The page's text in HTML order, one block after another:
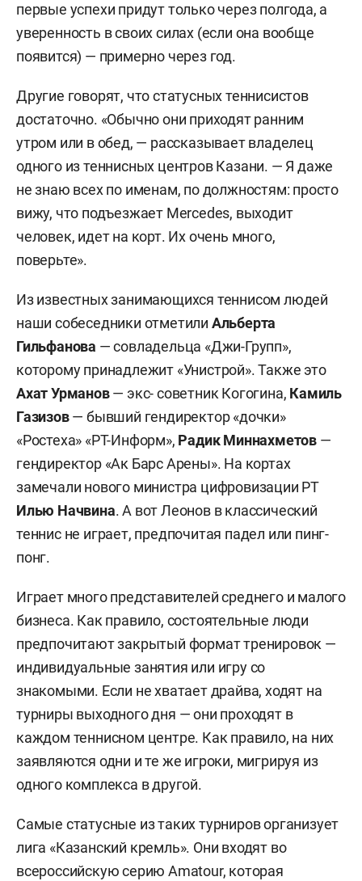
первые успехи придут только через полгода, а
уверенность в своих силах (если она вообще
появится) — примерно через год.
Другие говорят, что статусных теннисистов
достаточно. «Обычно они приходят ранним
утром или в обед, — рассказывает владелец
одного из теннисных центров Казани. — Я даже
не знаю всех по именам, по должностям: просто
вижу, что подъезжает Mercedes, выходит
человек, идет на корт. Их очень много,
поверьте».
Из известных занимающихся теннисом людей
наши собеседники отметили Альберта
Гильфанова — совладельца «Джи-Групп»,
которому принадлежит «Унистрой». Также это
Ахат Урманов— экс- советник Когогина, Камиль
Газизов— бывший гендиректор «дочки»
«Ростеха» «РТ-Информ», Радик Миннахметов —
гендиректор «Ак Барс Арены». На кортах
замечали нового министра цифровизации РТ
Илью Начвина. А вот Леонов в классический
теннис не играет, предпочитая падел или пинг-
понг.
Играет много представителей среднего и малого
бизнеса. Как правило, состоятельные люди
предпочитают закрытый формат тренировок —
индивидуальные занятия или игру со
знакомыми. Если не хватает драйва, ходят на
турниры выходного дня — они проходят в
каждом теннисном центре. Как правило, на них
заявляются одни и те же игроки, мигрируя из
одного комплекса в другой.
Самые статусные из таких турниров организует
лига «Казанский кремль». Они входят во
всероссийскую серию Amatour, которая